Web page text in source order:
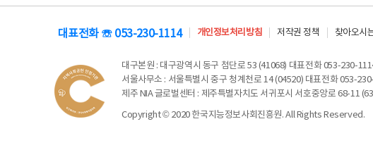
대표전화 ☏ 053-230-1114 개인정보처리방침 저작권 정책 찾아오시
대구본원 : 대구광역시 동구 첨단로 53 (41068) 대표전화 053-230-
서울사무소 : 서울특별시 중구 청계천로 14 (04520) 대표전화 053-
제주 NIA 글로벌센터 : 제주특별자치도 서귀포시 서호중앙로 68-11
Copyright © 2020 한국지능정보사회진흥원. All Rights Reserved.